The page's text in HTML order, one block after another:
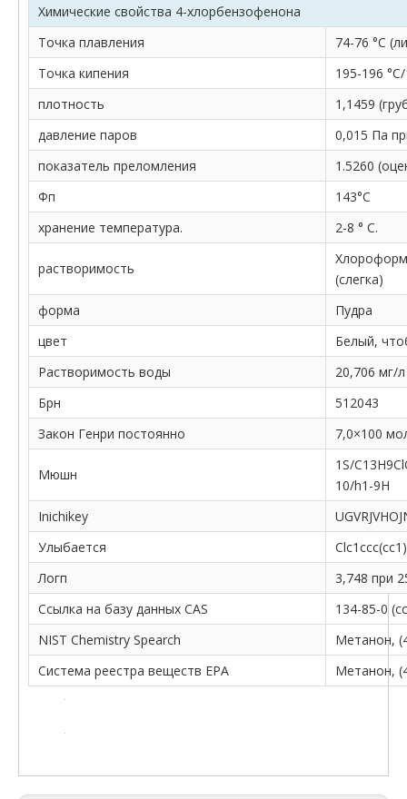
Химические свойства 4-хлорбензофенона
Точка плавления
74-76 °С
Точка кипения
195-196
плотность
1,1459
давление паров
0,015 Па
показатель преломления
1.5260
Фп
143°С
хранение температура.
2-8 ° C.
растворимость
Хлороформ
(слегка)
форма
Пудра
цвет
Белый,
Растворимость воды
20,706 мг/
Брн
512043
Закон Генри постоянно
7,0×100
Мюшн
1S/
10/h1-9H
Inichikey
Улыбается
Логп
3,748 при
Ссылка на базу данных CAS
134-85-0
NIST Chemistry Spearch
Метанон,
Система реестра веществ EPA
Метанон,